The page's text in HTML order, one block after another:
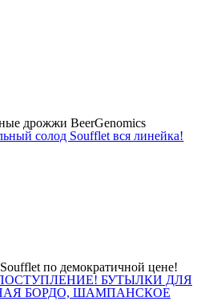
дрожжи BeerGenomics
солод Soufflet вся линейка!
по демократичной цене!
БУТЫЛКИ ДЛЯ
БОРДО, ШАМПАНСКОЕ